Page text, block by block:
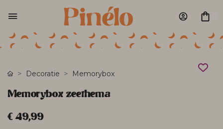
Decoratie Memorybox
Memorybox zeethema
€ 49,99